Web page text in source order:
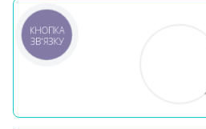
КНОПКА
ЗВ'ЯЗКУ